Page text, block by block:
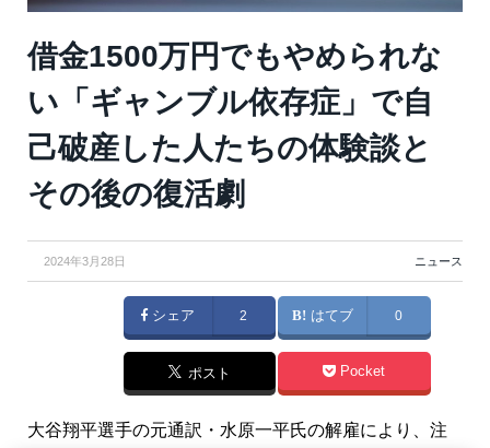
借金1500万円でもやめられな
い「ギャンブル依存症」で自
己破産した人たちの体験談と
その後の復活劇
2024年3月28日 ニュース
シェア 2 はてブ 0
ポスト Pocket
大谷翔平選手の元通訳・水原一平氏の解雇により、注